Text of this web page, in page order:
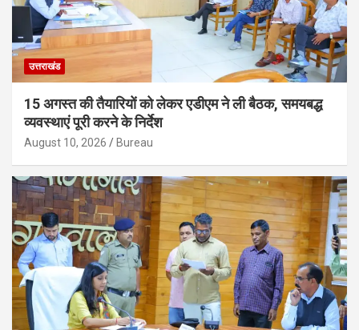
उत्तराखंड
15 अगस्त की तैयारियों को लेकर एडीएम ने ली बैठक, समयबद्ध
व्यवस्थाएं पूरी करने के निर्देश
August 10, 2026 Bureau